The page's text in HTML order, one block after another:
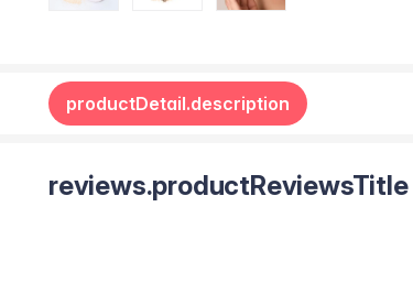
productDetail.description
reviews.productReviewsTitle